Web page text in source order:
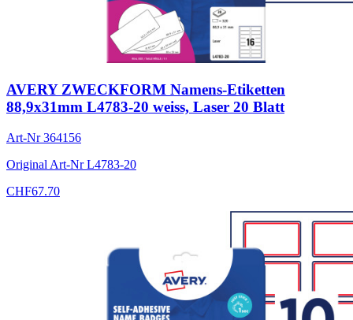
AVERY ZWECKFORM Namens-Etiketten
88,9x31mm L4783-20 weiss, Laser 20 Blatt
Art-Nr364156
Original Art-NrL4783-20
CHF67.70